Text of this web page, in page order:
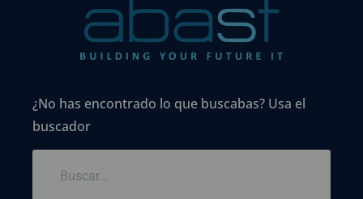
¿No has encontrado lo que buscabas? Usa el
buscador